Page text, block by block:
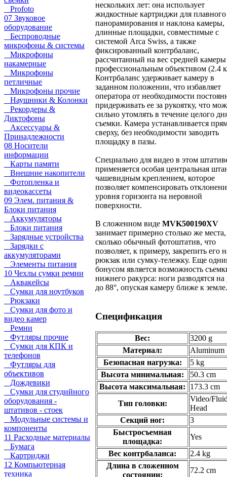
Profoto
07 Звуковое
оборудование
Беспроводные
микрофоны & системы
Микрофоны
накамерные
Микрофоны
петличные
Микрофоны прочие
Наушники & Колонки
Рекордеры &
Диктофоны
Аксессуары &
Принадлежности
08 Носители
информации
Карты памяти
Внешние накопители
Фотопленка и
видеокассеты
09 Элем. питания &
Блоки питания
Аккумуляторы
Блоки питания
Зарядные устройства
Зарядки с
аккумуляторами
Элементы питания
10 Чехлы сумки ремни
Аквакейсы
Сумки для ноутбуков
Рюкзаки
Сумки для фото и
видео камер
Ремни
Футляры прочие
Сумки для КПК и
телефонов
Футляры для
объективов
Дождевики
Сумки для студийного
оборудования -
штативов - стоек
Модульные системы и
компоненты
11 Расходные материалы
Бумага
Картриджи
12 Компьютерная
техника
нескольких лет: она использует
жидкостные картриджи для плавного
панорамирования и наклона камеры,
длинные площадки, совместимые с
системой Arca Swiss, а также
фиксированный контрбаланс,
рассчитанный на вес средней камеры
профессиональным объективом (2.4
Контрбаланс удерживает камеру в
заданном положении, что избавляет
оператора от необходимости
придерживать ее за рукоятку, что
сильно утомлять в течение целого
съемки. Камера устанавливается
сверху, без необходимости заводить
площадку в пазы.
Специально для видео в этом
применяется особая центральная
чашевидным креплением, которое
позволяет компенсировать
уровня горизонта на неровной
поверхности.
В сложенном виде MVK500190XV
занимает примерно столько же места,
сколько обычный фотоштатив, что
позволяет, к примеру, закрепить его
рюкзак или сумку-тележку. Еще
бонусом является возможность
нижнего ракурса: ноги разводятся на
до 88°, опуская камеру ближе к земле.
Спецификация
Вес:
3200 g
Материал:
Aluminum
Безопасная нагрузка:
5 kg
Высота минимальная:
50.3 cm
Высота максимальная:
173.3 cm
Тип головки:
Video/
Head
Секций ног:
3
Быстросъемная
площадка:
Yes
Вес контрбаланса:
2.4 kg
Длина в сложенном
состоянии:
72.2 cm